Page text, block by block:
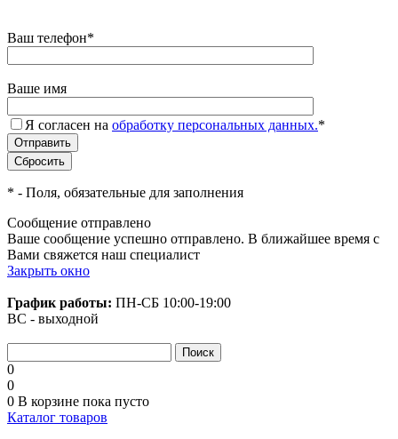
Ваш телефон*
Ваше имя
Я согласен на обработку персональных данных.*
* - Поля, обязательные для заполнения
Сообщение отправлено
Ваше сообщение успешно отправлено. В ближайшее время с
Вами свяжется наш специалист
Закрыть окно
График работы: ПН-СБ 10:00-19:00
ВС - выходной
0
0
0 В корзине пока пусто
Каталог товаров